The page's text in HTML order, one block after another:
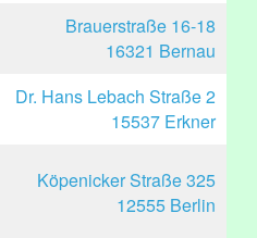
Brauerstraße 16-18
16321 Bernau
Dr. Hans Lebach Straße 2
15537 Erkner
Köpenicker Straße 325
12555 Berlin